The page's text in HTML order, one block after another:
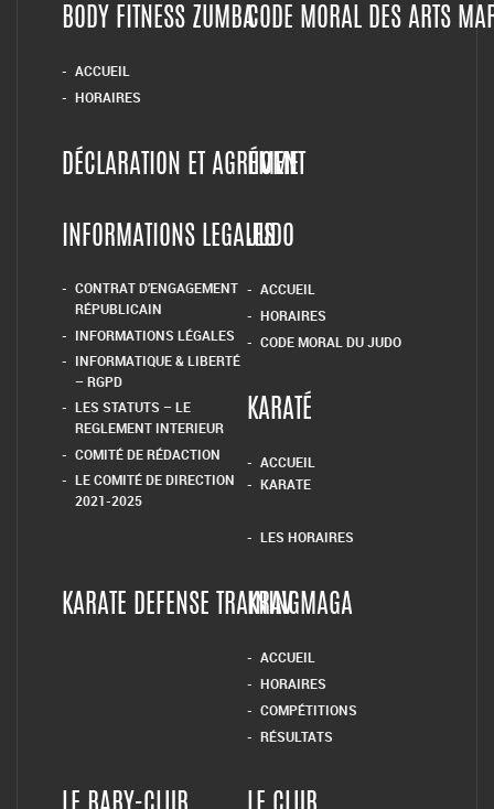
BODY FITNESS ZUMBA
ACCUEIL
HORAIRES
CODE MORAL DES ARTS
DÉCLARATION ET AGRÉMENT
HOME
INFORMATIONS LEGALES
CONTRAT D’ENGAGEMENT
RÉPUBLICAIN
INFORMATIONS LÉGALES
INFORMATIQUE & LIBERTÉ
– RGPD
LES STATUTS – LE
REGLEMENT INTERIEUR
COMITÉ DE RÉDACTION
LE COMITÉ DE DIRECTION
2021-2025
JUDO
ACCUEIL
HORAIRES
CODE MORAL DU JUDO
KARATÉ
ACCUEIL
KARATE
LES HORAIRES
KARATE DEFENSE TRAININGKRAV MAGA
ACCUEIL
HORAIRES
COMPÉTITIONS
RÉSULTATS